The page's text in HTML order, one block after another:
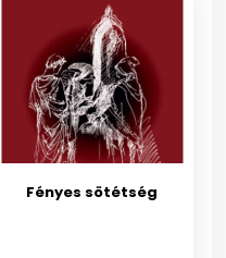
Fényes sötétség